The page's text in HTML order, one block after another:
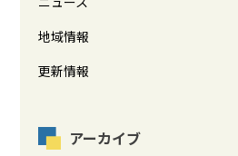
地域情報
更新情報
アーカイブ